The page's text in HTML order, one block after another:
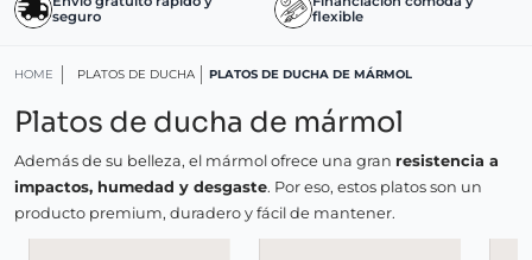
seguro
flexible
HOME PLATOS DE DUCHA PLATOS DE DUCHA DE MÁRMOL
Platos de ducha de mármol
Además de su belleza, el mármol ofrece una gran resistencia a
impactos, humedad y desgaste. Por eso, estos platos son un
producto premium, duradero y fácil de mantener.